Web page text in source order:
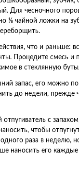
Для чесночного
⅛ чайной ложки на
что и раньше:
Процедите смесь и
в стеклянную
запас, его можно
до недели, прежде
с
чтобы
раза в неделю,
наносить его